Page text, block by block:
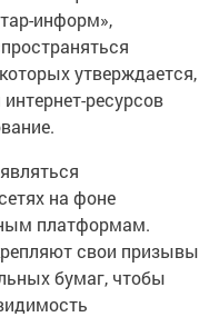
информ»,
утверждается,
ресурсов
на фоне
платформам.
свои призывы
бумаг, чтобы